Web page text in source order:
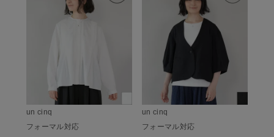
un cinq
フォーマル対応
un cinq
フォーマル対応